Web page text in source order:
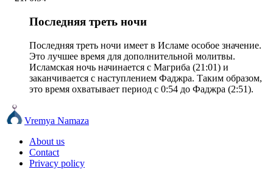
Последняя треть ночи
Последняя треть ночи имеет в Исламе особое значение.
Это лучшее время для дополнительной молитвы.
Исламская ночь начинается с Магриба (21:01) и
заканчивается с наступлением Фаджра. Таким образом,
это время охватывает период с 0:54 до Фаджра (2:51).
Vremya Namaza
About us
Contact
Privacy policy